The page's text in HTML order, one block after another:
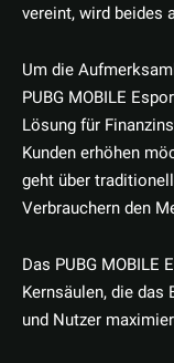
vereint, wird beides
Um die
PUBG MOBILE
Lösung für
Kunden erhöhen
geht über
Verbrauchern den
Das PUBG
Kernsäulen, die das
und Nutzer